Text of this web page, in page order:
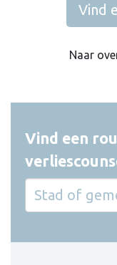
Vind
Naar
Vind een